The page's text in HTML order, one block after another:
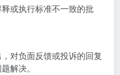
释或执行标准不一致的批
，对负面反馈或投诉的回复
解决。